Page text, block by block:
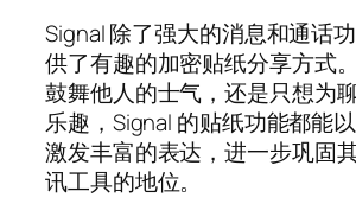
Signal 除了强大的消息和通话
供了有趣的加密贴纸分享方式
鼓舞他人的士气，还是只想为
乐趣，Signal 的贴纸功能都能
激发丰富的表达，进一步巩固
讯工具的地位。